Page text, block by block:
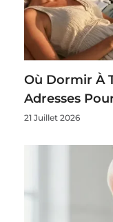
Où Dormir À
Adresses
21 Juillet 2026